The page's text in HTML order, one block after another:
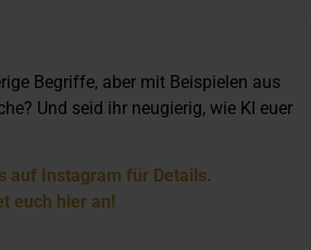
Begriffe, aber mit Beispielen aus
Und seid ihr neugierig, wie KI euer
auf Instagram für Details.
euch hier an!